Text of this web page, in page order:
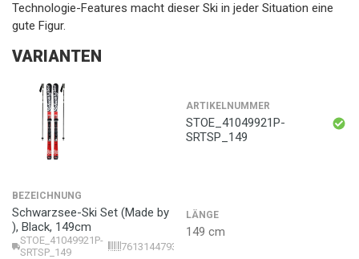
Technologie-Features macht dieser Ski in jeder Situation eine
gute Figur.
VARIANTEN
ARTIKELNUMMER
STOE_41049921P-
SRTSP_149
BEZEICHNUNG
Schwarzsee-Ski Set (Made by
), Black, 149cm
STOE_41049921P-
SRTSP_149
7613144793146
LÄNGE
149 cm